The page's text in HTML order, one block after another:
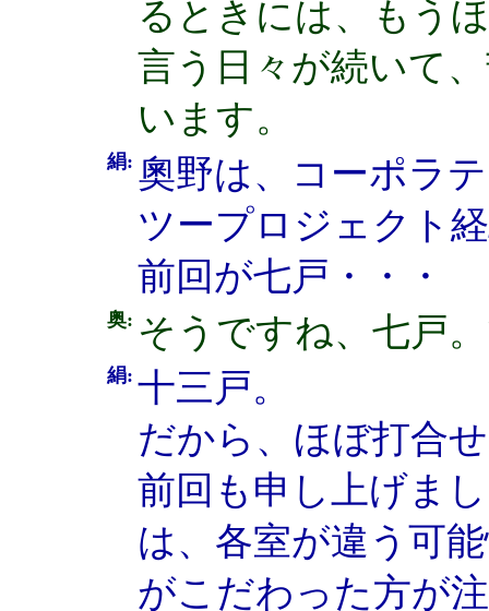
るときには、もう
言う日々が続いて
います。
絹: 奧野は、コーポラ
ツープロジェクト
前回が七戸・・・
奥: そうですね、七戸
絹: 十三戸。
だから、ほぼ打合
前回も申し上げま
は、各室が違う可
がこだわった方が